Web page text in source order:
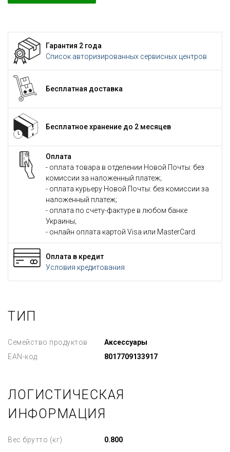
Гарантия 2 года
Список авторизированных сервисных центров
Бесплатная доставка
Бесплатное хранение до 2 месяцев
Оплата
- оплата товара в отделении Новой Почты: без
комиссии за наложенный платеж;
- оплата курьеру Новой Почты: без комиссии за
наложенный платеж;
- оплата по счету-фактуре в любом банке
Украины;
- онлайн оплата картой Visa или MasterCard.
Оплата в кредит
Условия кредитования
ТИП
Семейство продуктов
Аксессуары
EAN-код
8017709133917
ЛОГИСТИЧЕСКАЯ
ИНФОРМАЦИЯ
Вес брутто (кг) 0.800